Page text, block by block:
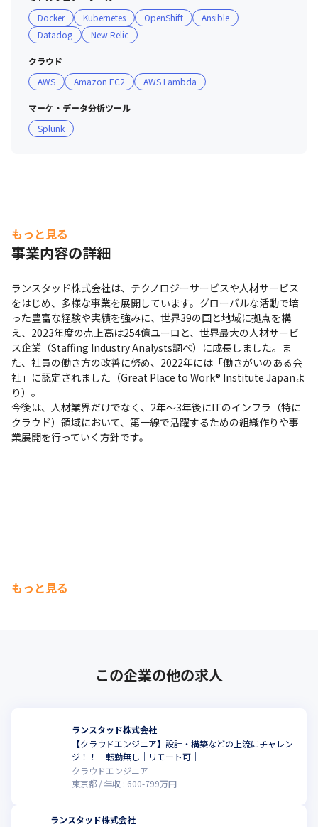
＜社員＞
・社員同士の意見交換や知識の共有が活発に行われてお
り、さまざまなテーマでコミュニティが立ち上がっていま
・2024年11月現在、エンジニアチームでは、上記のよう
なコミュニティづくりを行っている最中です
・20代、30代のメンバーが多いです（2024年11月時点）
Docker
Kubernetes OpenShift
Ansible
Datadog
New Relic
クラウド
AWS
Amazon EC2 AWS Lambda
マーケ・データ分析ツール
Splunk
もっと見る
事業内容の詳細
ランスタッド株式会社は、テクノロジーサービスや人材サービス
をはじめ、多様な事業を展開しています。グローバルな活動で培
った豊富な経験や実績を強みに、世界39の国と地域に拠点を構
え、2023年度の売上高は254億ユーロと、世界最大の人材サービ
ス企業（Staffing Industry Analysts調べ）に成長しました。ま
た、社員の働き方の改善に努め、2022年には「働きがいのある会
社」に認定されました（Great Place to Work® Institute Japanよ
り）。
今後は、人材業界だけでなく、2年～3年後にITのインフラ（特に
クラウド）領域において、第一線で活躍するための組織作りや事
業展開を行っていく方針です。
もっと見る
この企業の他の求人
ランスタッド株式会社
【クラウドエンジニア】設計・構築などの上流にチャレン
ジ！！｜転勤無し｜リモート可｜
クラウドエンジニア
東京都
年収 : 600-799万円
ランスタッド株式会社